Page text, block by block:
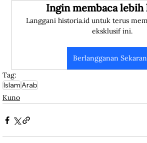
Ingin membaca lebih
Langgani historia.id untuk terus
eksklusif ini.
Berlangganan
Tag:
IslamArab
Kuno